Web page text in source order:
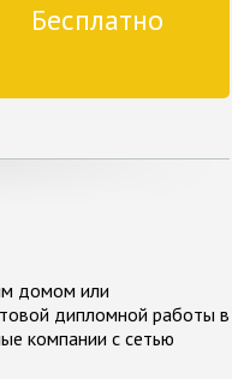
Бесплатно
домом или
дипломной работы в
компании с сетью